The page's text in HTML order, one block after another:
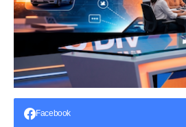
Facebook